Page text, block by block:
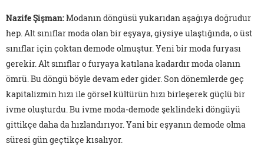
Nazife Şişman:Modanın döngüsü yukarıdan aşağıya doğrudur
hep. Alt sınıflar moda olan bir eşyaya, giysiye ulaştığında, o üst
sınıflar için çoktan demode olmuştur. Yeni bir moda furyası
gerekir. Alt sınıflar o furyaya katılana kadardır moda olanın
ömrü. Bu döngü böyle devam eder gider. Son dönemlerde geç
kapitalizmin hızı ile görsel kültürün hızı birleşerek güçlü bir
ivme oluşturdu. Bu ivme moda-demode şeklindeki döngüyü
gittikçe daha da hızlandırıyor. Yani bir eşyanın demode olma
süresi gün geçtikçe kısalıyor.